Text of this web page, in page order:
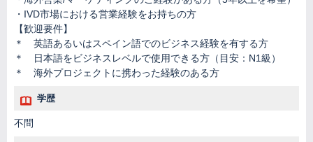
・IVD市場における営業経験をお持ちの方
【歓迎要件】
＊ 英語あるいはスペイン語でのビジネス経験を有する方
＊ 日本語をビジネスレベルで使用できる方（目安：N1級）
＊ 海外プロジェクトに携わった経験のある方
学歴
不問